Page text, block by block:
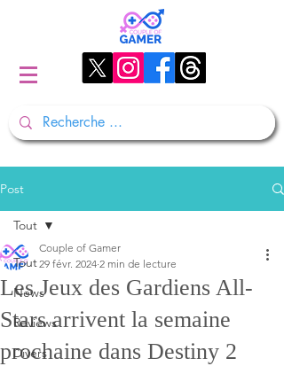
Post
Tout
News
Reviews
Divers
Tout
Les Jeux des Gardiens All-
Stars arrivent la semaine
prochaine dans Destiny 2
Couple of Gamer
29 févr. 2024 2 min de lecture